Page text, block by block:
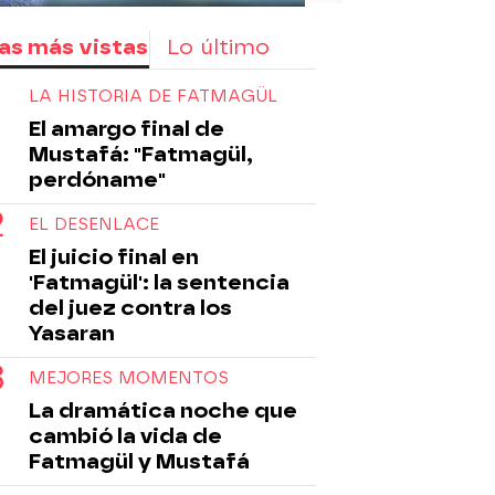
más vistas Lo último
LA HISTORIA DE FATMAGÜL
El amargo final de
Mustafá: "Fatmagül,
perdóname"
EL DESENLACE
El juicio final en
'Fatmagül': la sentencia
del juez contra los
Yasaran
MEJORES MOMENTOS
La dramática noche que
cambió la vida de
Fatmagül y Mustafá